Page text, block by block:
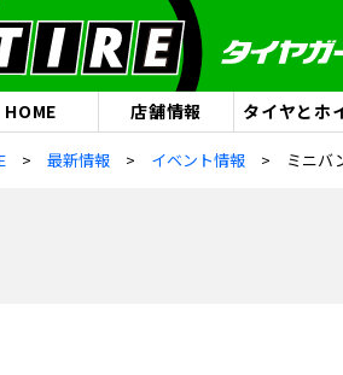
HOME 店舗情報 タイヤとホ
最新情報 イベント情報